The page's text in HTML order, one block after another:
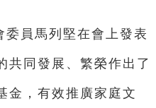
員馬列堅在會上發表
共同發展、繁榮作出了
金，有效推廣家庭文